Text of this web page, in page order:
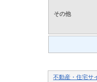
その他
不動産・住宅サ